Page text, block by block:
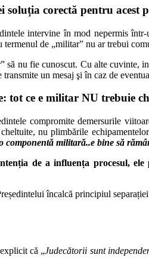
soluția corectă pentru acest
intervine în mod nepermis
de „militar” nu ar trebui
nu fie cunoscut. Cu alte cuvinte,
un mesaj şi în caz de
tot ce e militar NU trebuie
compromite demersurile
nu plimbările
componentă militară..e bine să
de a influența procesul,
încalcă principiul
că „Judecătorii sunt